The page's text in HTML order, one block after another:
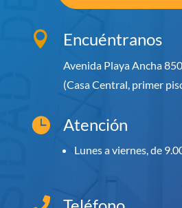
 Encuéntranos
Avenida Playa Ancha
(Casa Central, primer
 Atención
Lunes a viernes, de